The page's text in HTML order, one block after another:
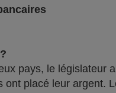
pays, le législateur
ont placé leur argent.